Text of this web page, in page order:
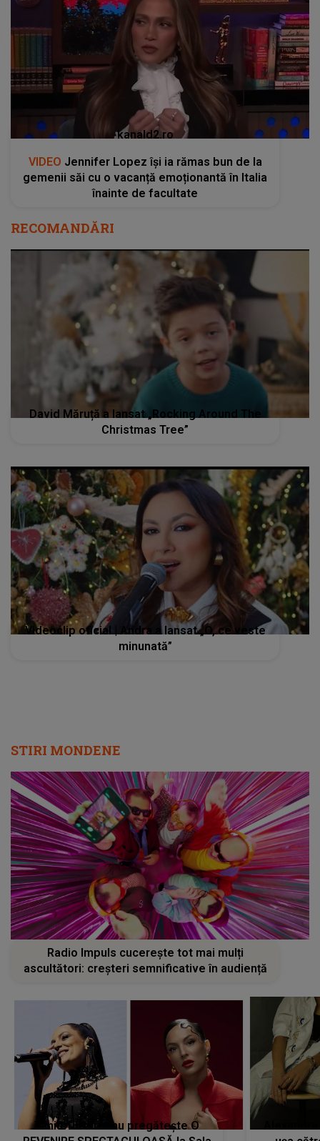
kanald2.ro
VIDEO Jennifer Lopez își ia rămas bun de la
gemenii săi cu o vacanță emoționantă în Italia
înainte de facultate
RECOMANDĂRI
David Măruță a lansat „Rocking Around The
Christmas Tree”
Videoclip oficial | Andra a lansat „O, ce veste
minunată”
STIRI MONDENE
Radio Impuls cucerește tot mai mulți
ascultători: creșteri semnificative în audiență
Tania Turtureanu pregătește O